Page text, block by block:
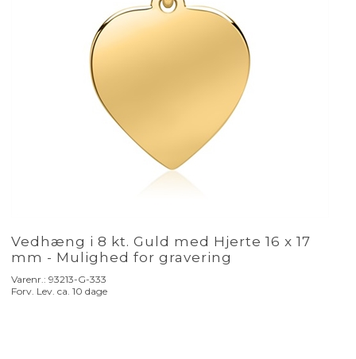
Vedhæng i 8 kt. Guld med Hjerte 16 x 17
mm - Mulighed for gravering
Varenr.:93213-G-333
Forv. Lev. ca. 10 dage